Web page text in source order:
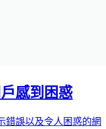
感到困惑
錯誤以及令人困惑的網